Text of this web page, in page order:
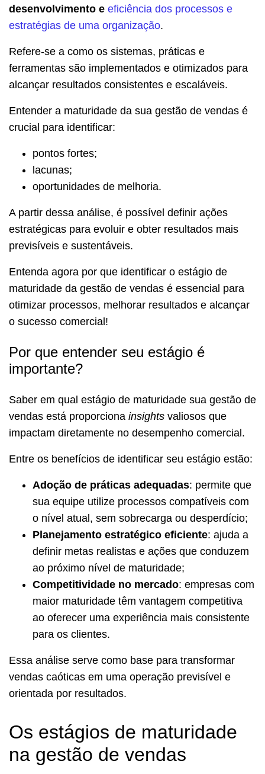
desenvolvimento e eficiência dos processos e
estratégias de uma organização.
Refere-se a como os sistemas, práticas e
ferramentas são implementados e otimizados para
alcançar resultados consistentes e escaláveis.
Entender a maturidade da sua gestão de vendas é
crucial para identificar:
pontos fortes;
lacunas;
oportunidades de melhoria.
A partir dessa análise, é possível definir ações
estratégicas para evoluir e obter resultados mais
previsíveis e sustentáveis.
Entenda agora por que identificar o estágio de
maturidade da gestão de vendas é essencial para
otimizar processos, melhorar resultados e alcançar
o sucesso comercial!
Por que entender seu estágio é
importante?
Saber em qual estágio de maturidade sua gestão de
vendas está proporciona insights valiosos que
impactam diretamente no desempenho comercial.
Entre os benefícios de identificar seu estágio estão:
Adoção de práticas adequadas: permite que
sua equipe utilize processos compatíveis com
o nível atual, sem sobrecarga ou desperdício;
Planejamento estratégico eficiente: ajuda a
definir metas realistas e ações que conduzem
ao próximo nível de maturidade;
Competitividade no mercado: empresas com
maior maturidade têm vantagem competitiva
ao oferecer uma experiência mais consistente
para os clientes.
Essa análise serve como base para transformar
vendas caóticas em uma operação previsível e
orientada por resultados.
Os estágios de maturidade
na gestão de vendas